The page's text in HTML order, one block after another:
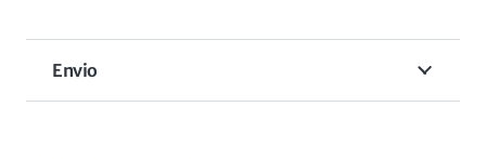
BOX
cantidad
Envio